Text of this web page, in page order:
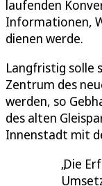
laufenden
Informationen,
dienen werde.
Langfristig solle
Zentrum des
werden, so
des alten
Innenstadt mit
Die